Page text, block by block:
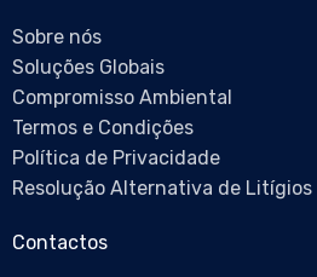
Sobre nós
Soluções Globais
Compromisso Ambiental
Termos e Condições
Política de Privacidade
Resolução Alternativa de Litígios
Contactos